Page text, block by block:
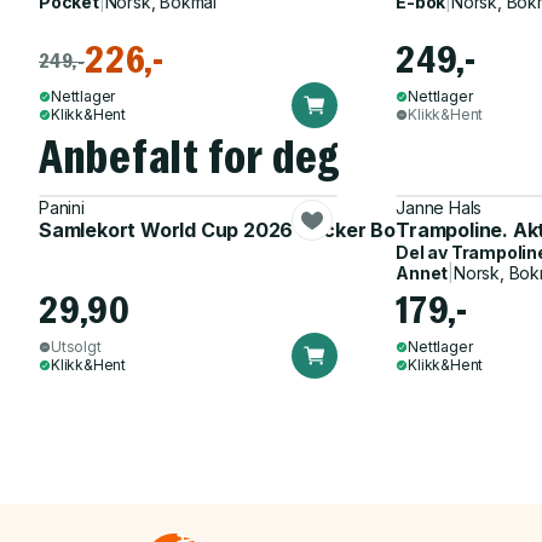
249,-226,-
Nettlager
Klikk&Hent
249,-
Nettlager
Klikk&Hent
Anbefalt for deg
Panini
Samlekort World Cup 2026 Sticker Booster
29,90
Utsolgt
Klikk&Hent
Janne Hals
Trampoline.
Del av
Annet Norsk,
179,-
Nettlager
Klikk&Hent